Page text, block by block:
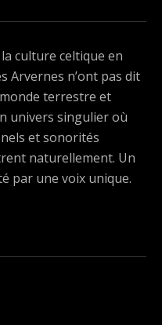
culture celtique en
Arvernes n’ont pas dit
terrestre et
univers singulier où
et sonorités
naturellement. Un
par une voix unique.
sociaux